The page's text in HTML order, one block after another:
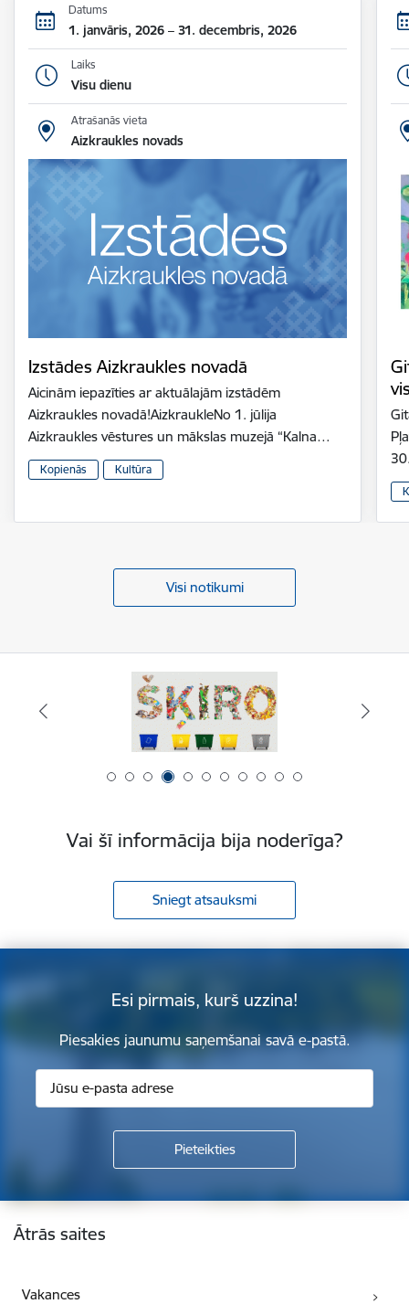
Datums
1. janvāris, 2026 – 31. decembris, 2026
Laiks
Visu dienu
Atrašanās vieta
Aizkraukles novads
Izstādes Aizkraukles novadā
Aicinām iepazīties ar aktuālajām izstādēm
Aizkraukles novadā!AizkraukleNo 1. jūlija
Aizkraukles vēstures un mākslas muzejā “Kalna…
Kopienās Kultūra
Visi notikumi
Vai šī informācija bija noderīga?
Sniegt atsauksmi
Esi pirmais, kurš uzzina!
Piesakies jaunumu saņemšanai savā e-pastā.
Kājene
Ātrās saites
Vakances